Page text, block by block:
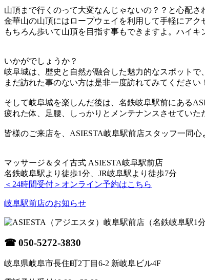
山頂まで行くのって大変なんじゃないの？？と心配
金華山の山頂にはロープウェイを利用して手軽にア
もちろん歩いて山頂を目指す事もできますよ。ハイ
いかがでしょうか？
岐阜城は、歴史と自然が融合した魅力的なスポット
まだ訪れた事のない方は是非一度訪れてみてください！
そして岐阜城を楽しんだ後は、名鉄岐阜駅前にある
疲れた体、足腰、しっかりとメンテナンスさせていた
皆様のご来店を、ASIESTA岐阜駅前店スタッフ一同心
マッサージ＆タイ古式 ASIESTA岐阜駅前店
名鉄岐阜駅より徒歩1分、JR岐阜駅より徒歩7分
＜24時間受付＞ オンライン予約はこちら
岐阜駅前店のお知らせ
岐阜駅前店 （名鉄岐阜駅1分
☎ 050-5272-3830
岐阜県岐阜市長住町2丁目6-2 新岐阜ビル4F